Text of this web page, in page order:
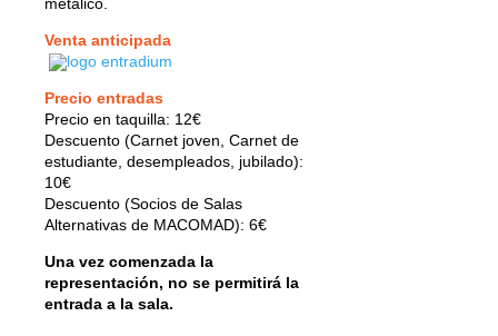
Venta anticipada
Precio entradas
Precio en taquilla: 12€
Descuento (Carnet joven, Carnet de
estudiante, desempleados, jubilado):
10€
Descuento (Socios de Salas
Alternativas de MACOMAD): 6€
Una vez comenzada la
representación, no se permitirá la
entrada a la sala.